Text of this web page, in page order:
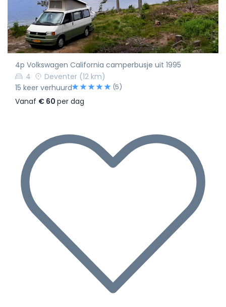
4p Volkswagen California camperbusje uit 1995
4
Deventer (12 km)
15 keer verhuurd
(5)
Vanaf € 60 per dag